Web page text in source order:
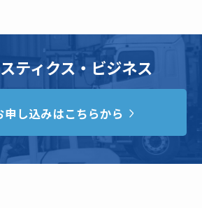
ティクス・ビジネス
申し込みはこちらから